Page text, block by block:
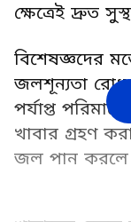
ক্ষেত্রেই দ্রুত
বিশেষজ্ঞদের
জলশূন্যতা রোধ
পর্যাপ্ত
খাবার গ্রহণ
জল পান করলে